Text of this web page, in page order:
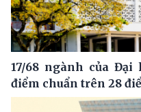
17/68 ngành của
điểm chuẩn trên 28